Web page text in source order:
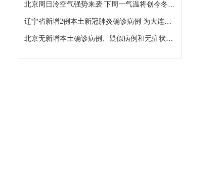
北京周日冷空气强势来袭 下周一气温将创今冬以来新低
辽宁省新增2例本土新冠肺炎确诊病例 为大连市报告
北京无新增本土确诊病例、疑似病例和无症状感染者